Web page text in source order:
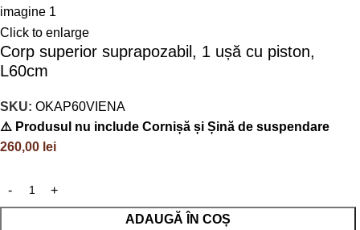
Click to enlarge
Corp superior suprapozabil, 1 ușă cu piston,
L60cm
SKU: OKAP60VIENA
⚠️ Produsul nu include Cornișă și Șină de suspendare
260,00 lei
ADAUGĂ ÎN COȘ